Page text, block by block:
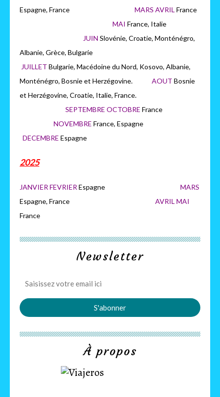
Newsletter
À propos
Espagne, France MARS AVRIL France
MAI France, Italie
JUIN Slovénie, Croatie, Monténégro,
Albanie, Grèce, Bulgarie
JUILLET Bulgarie, Macédoine du Nord, Kosovo, Albanie,
Monténégro, Bosnie et Herzégovine. AOUT Bosnie
et Herzégovine, Croatie, Italie, France.
SEPTEMBRE OCTOBRE France
NOVEMBRE France, Espagne
DECEMBRE Espagne
2025
JANVIER FEVRIER Espagne MARS
Espagne, France AVRIL MAI
France